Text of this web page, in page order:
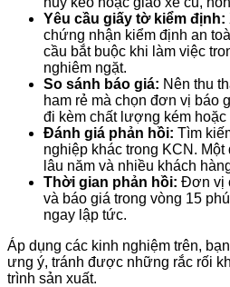
Yêu cầu giấy tờ kiểm định:
chứng nhận kiểm định an
cầu bắt buộc khi làm việc
nghiêm ngặt.
So sánh báo giá: Nên thu
ham rẻ mà chọn đơn vị báo
đi kèm chất lượng kém hoặc
Đánh giá phản hồi: Tìm
nghiệp khác trong KCN.
lâu năm và nhiều khách
Thời gian phản hồi: Đơn vị
và báo giá trong vòng 15
ngay lập tức.
Áp dụng các kinh nghiệm trên,
ưng ý, tránh được những rắc rối
trình sản xuất.